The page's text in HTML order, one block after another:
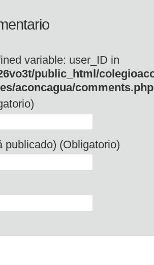
variable: user_ID in
public_html/
aconcagua/comments.php
publicado) (Obligatorio)